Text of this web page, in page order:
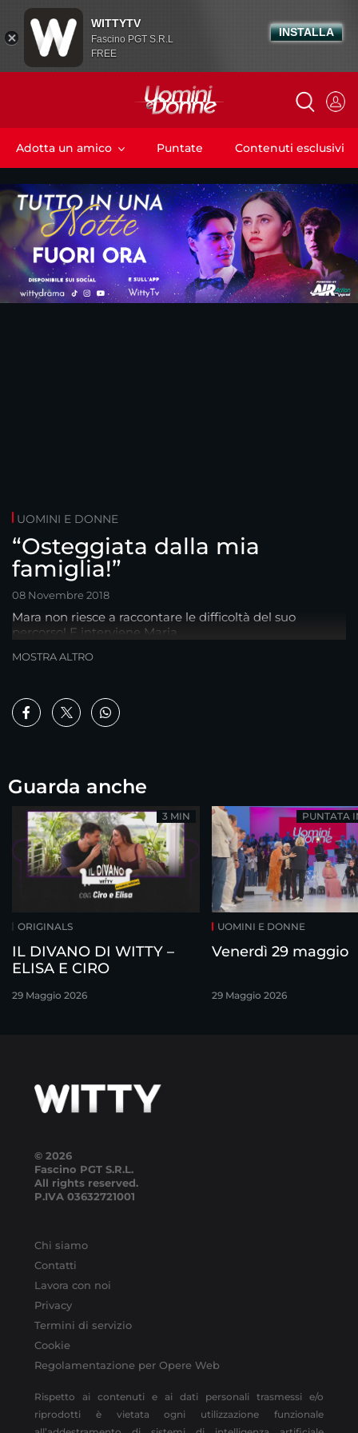
Adotta un amico Puntate Contenuti esclusivi
UOMINI E DONNE
“Osteggiata dalla mia
famiglia!”
08 Novembre 2018
Mara non riesce a raccontare le difficoltà del suo
percorso! E interviene Maria.
MOSTRA ALTRO
Guarda anche
ORIGINALS
IL DIVANO DI WITTY –
ELISA E CIRO
29 Maggio 2026
3 MIN
UOMINI E DONNE
Venerdì 29 maggio
29 Maggio 2026
PUNTATA
© 2026
Fascino PGT S.R.L.
All rights reserved.
P.IVA 03632721001
Chi siamo
Contatti
Lavora con noi
Privacy
Termini di servizio
Cookie
Regolamentazione per Opere Web
Rispetto ai contenuti e ai dati personali trasmessi e/o
riprodotti è vietata ogni utilizzazione funzionale
WITTYTV
Fascino PGT S.R.L
FREE
INSTALLA